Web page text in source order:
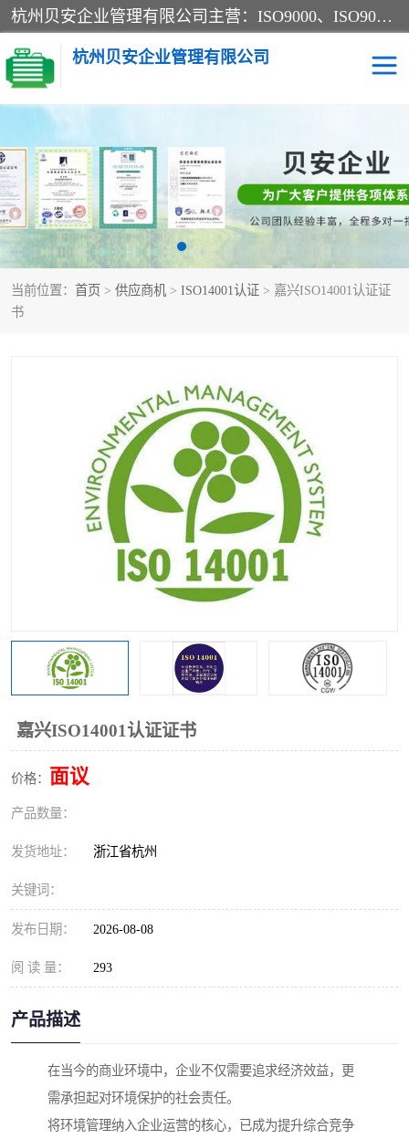
杭州贝安企业管理有限公司主营：ISO9000、ISO9000认证、ISO9001认证、ISO14000认证、ISO14001认证等系列企业认证服务。
杭州贝安企业管理有限公司
当前位置： 首页 > 供应商机 > ISO14001认证 > 嘉兴ISO14001认证证
书
嘉兴ISO14001认证证书
价格： 面议
产品数量：
发货地址： 浙江省杭州
关键词：
发布日期： 2026-08-08
阅 读 量： 293
产品描述
在当今的商业环境中，企业不仅需要追求经济效益，更
需承担起对环境保护的社会责任。
将环境管理纳入企业运营的核心，已成为提升综合竞争
CE认证 ISO13485认证
SA认证 CCC认证
OHSAS18001认证
45001认证